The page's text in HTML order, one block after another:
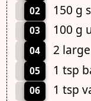
02 150 g
03 100 g
04 2
05 1 tsp
06 1 tsp